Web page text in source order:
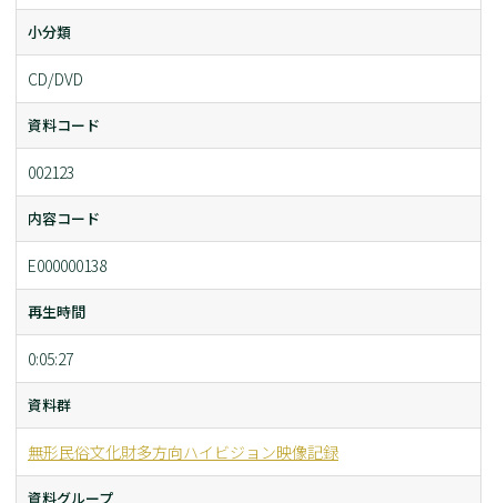
小分類
CD/DVD
資料コード
002123
内容コード
E000000138
再生時間
0:05:27
資料群
無形民俗文化財多方向ハイビジョン映像記録
資料グループ